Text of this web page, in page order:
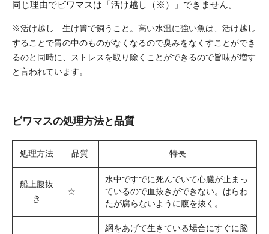
同じ理由でビワマスは「活け越し（※）」できません。
※活け越し…生け簀で飼うこと。高い水温に強い魚は、活け越し
することで胃の中のものがなくなるので臭みをなくすことができ
るのと同時に、ストレスを取り除くことができるので旨味が増す
と言われています。
ビワマスの処理方法と品質
処理方法 品質 特長
船上腹抜
き
☆
水中ですでに死んでいて心臓が止まっ
ているので血抜きができない。はらわ
たが腐らないように腹を抜く。
網をあげて生きている場合にすぐに脳